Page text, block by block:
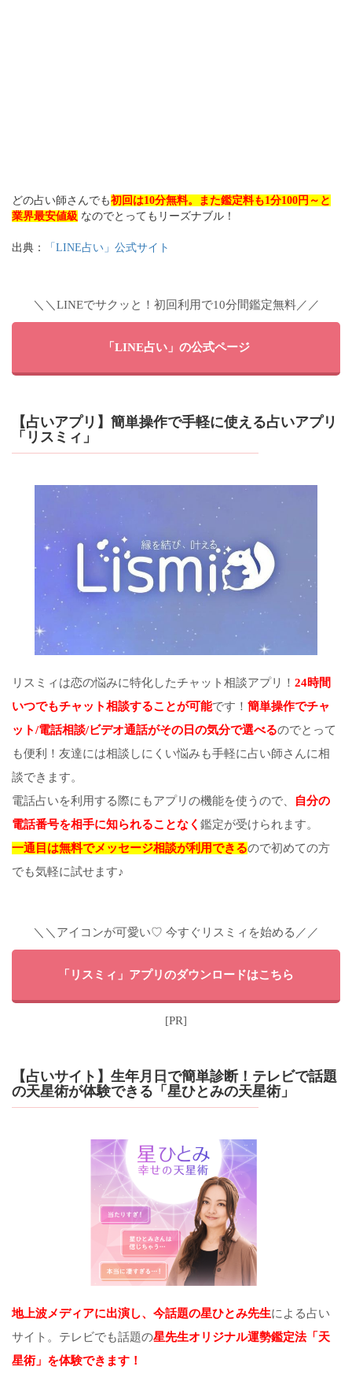
どの占い師さんでも初回は10分無料。また鑑定料も1分100円～と
業界最安値級 なのでとってもリーズナブル！
出典： 「LINE占い」公式サイト
＼＼LINEでサクッと！初回利用で10分間鑑定無料／／
「LINE占い」の公式ページ
【占いアプリ】簡単操作で手軽に使える占いアプリ
「リスミィ」
リスミィは恋の悩みに特化したチャット相談アプリ！ 24時間
いつでもチャット相談することが可能です！ 簡単操作でチャ
ット/電話相談/ビデオ通話がその日の気分で選べるのでとって
も便利！友達には相談しにくい悩みも手軽に占い師さんに相
談できます。
電話占いを利用する際にもアプリの機能を使うので、
自分の
電話番号を相手に知られることなく 鑑定が受けられます。
一通目は無料でメッセージ相談が利用できるので初めての方
でも気軽に試せます♪
＼＼アイコンが可愛い♡ 今すぐリスミィを始める／／
「リスミィ」アプリのダウンロードはこちら
[PR]
【占いサイト】生年月日で簡単診断！テレビで話題
の天星術が体験できる「星ひとみの天星術」
地上波メディアに出演し、今話題の星ひとみ先生による占い
サイト。テレビでも話題の星先生オリジナル運勢鑑定法「天
星術」を体験できます！